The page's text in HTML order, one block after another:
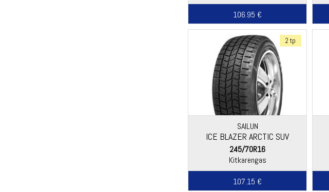
106.95 €
2 tp
SAILUN
ICE BLAZER ARCTIC SUV
245/70R16
Kitkarengas
107.15 €